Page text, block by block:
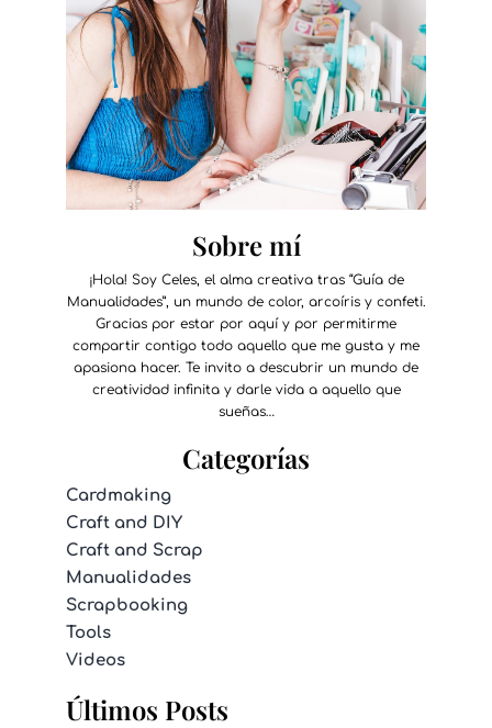
Sobre mí
¡Hola! Soy Celes, el alma creativa tras “Guía de
Manualidades”, un mundo de color, arcoíris y confeti.
Gracias por estar por aquí y por permitirme
compartir contigo todo aquello que me gusta y me
apasiona hacer. Te invito a descubrir un mundo de
creatividad infinita y darle vida a aquello que
sueñas…
Categorías
Cardmaking
Craft and DIY
Craft and Scrap
Manualidades
Scrapbooking
Tools
Videos
Últimos Posts